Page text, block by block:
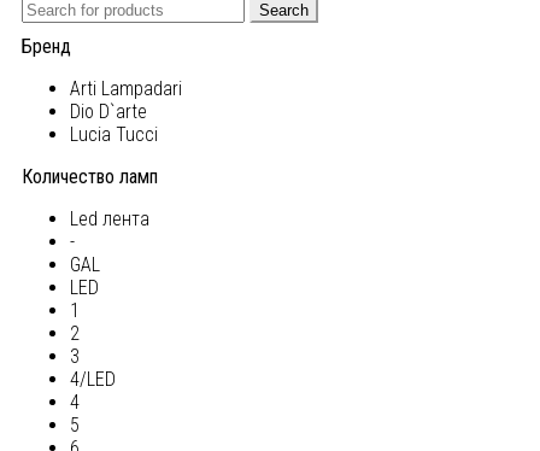
Search
Бренд
Arti Lampadari
Dio D`arte
Lucia Tucci
Количество ламп
Led лента
-
GAL
LED
1
2
3
4/LED
4
5